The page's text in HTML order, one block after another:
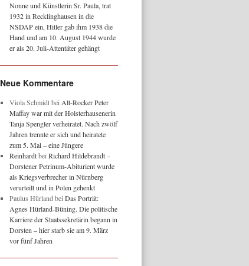
Nonne und Künstlerin Sr. Paula, trat
1932 in Recklinghausen in die
NSDAP ein, Hitler gab ihm 1938 die
Hand und am 10. August 1944 wurde
er als 20. Juli-Attentäter gehängt
Neue Kommentare
Viola Schmidtbei Alt-Rocker Peter
Maffay war mit der Holsterhausenerin
Tanja Spengler verheiratet. Nach zwölf
Jahren trennte er sich und heiratete
zum 5. Mal – eine Jüngere
Reinhardtbei Richard Hildebrandt –
Dorstener Petrinum-Abiturient wurde
als Kriegsverbrecher in Nürnberg
verurteilt und in Polen gehenkt
Paulus Hürland bei Das Porträt:
Agnes Hürland-Büning. Die politische
Karriere der Staatssekretärin begann in
Dorsten – hier starb sie am 9. März
vor fünf Jahren